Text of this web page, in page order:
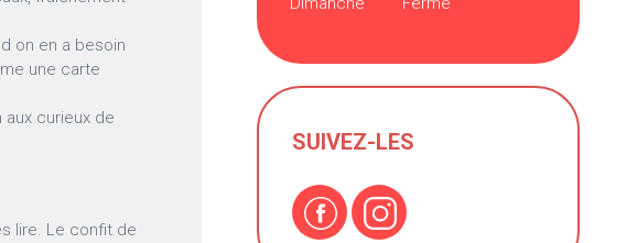
on en a besoin
une carte
curieux de
lire. Le confit de
SUIVEZ-LES